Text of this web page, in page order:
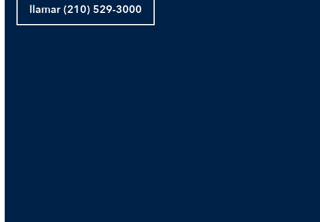
llamar (210) 529-3000